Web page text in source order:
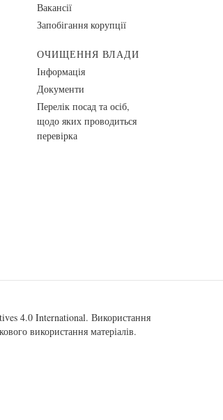
Вакансії
Запобігання корупції
ОЧИЩЕННЯ ВЛАДИ
Інформація
Документи
Перелік посад та осіб,
щодо яких проводиться
перевірка
4.0 International. Використання
використання матеріалів.